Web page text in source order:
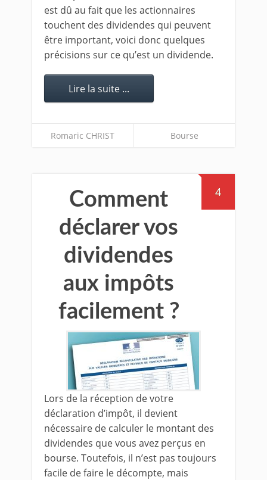
est dû au fait que les actionnaires
touchent des dividendes qui peuvent
être important, voici donc quelques
précisions sur ce qu’est un dividende.
Lire la suite ...
Romaric CHRIST Bourse
4
Comment
déclarer vos
dividendes
aux impôts
facilement ?
Lors de la réception de votre
déclaration d’impôt, il devient
nécessaire de calculer le montant des
dividendes que vous avez perçus en
bourse. Toutefois, il n’est pas toujours
facile de faire le décompte, mais